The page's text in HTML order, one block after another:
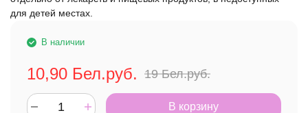
для детей местах.
В наличии
10,90 Бел.руб. 19Бел.руб.
В корзину